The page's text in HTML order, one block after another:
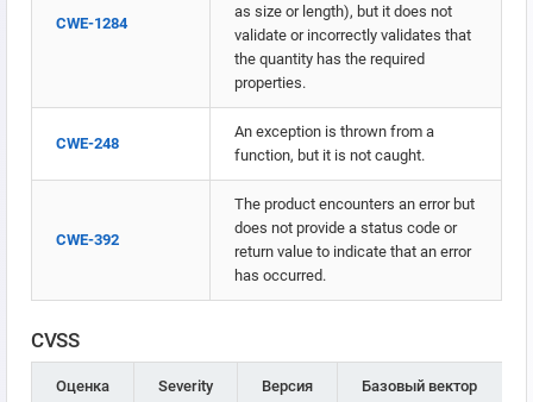
CWE-1284
as size or length), but it does not
validate or incorrectly validates that
the quantity has the required
properties.
CWE-248
An exception is thrown from a
function, but it is not caught.
CWE-392
The product encounters an error but
does not provide a status code or
return value to indicate that an error
has occurred.
CVSS
Оценка Severity Версия Базовый вектор